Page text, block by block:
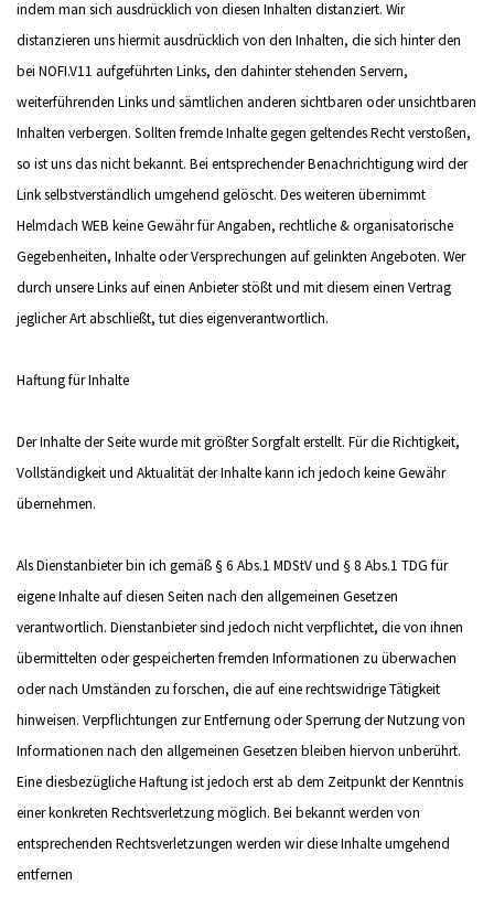
indem man sich ausdrücklich von diesen Inhalten distanziert. Wir
distanzieren uns hiermit ausdrücklich von den Inhalten, die sich hinter den
bei NOFI.V11 aufgeführten Links, den dahinter stehenden Servern,
weiterführenden Links und sämtlichen anderen sichtbaren oder unsichtbaren
Inhalten verbergen. Sollten fremde Inhalte gegen geltendes Recht verstoßen,
so ist uns das nicht bekannt. Bei entsprechender Benachrichtigung wird der
Link selbstverständlich umgehend gelöscht. Des weiteren übernimmt
Helmdach WEB keine Gewähr für Angaben, rechtliche & organisatorische
Gegebenheiten, Inhalte oder Versprechungen auf gelinkten Angeboten. Wer
durch unsere Links auf einen Anbieter stößt und mit diesem einen Vertrag
jeglicher Art abschließt, tut dies eigenverantwortlich.
Haftung für Inhalte
Der Inhalte der Seite wurde mit größter Sorgfalt erstellt. Für die Richtigkeit,
Vollständigkeit und Aktualität der Inhalte kann ich jedoch keine Gewähr
übernehmen.
Als Dienstanbieter bin ich gemäß § 6 Abs.1 MDStV und § 8 Abs.1 TDG für
eigene Inhalte auf diesen Seiten nach den allgemeinen Gesetzen
verantwortlich. Dienstanbieter sind jedoch nicht verpflichtet, die von ihnen
übermittelten oder gespeicherten fremden Informationen zu überwachen
oder nach Umständen zu forschen, die auf eine rechtswidrige Tätigkeit
hinweisen. Verpflichtungen zur Entfernung oder Sperrung der Nutzung von
Informationen nach den allgemeinen Gesetzen bleiben hiervon unberührt.
Eine diesbezügliche Haftung ist jedoch erst ab dem Zeitpunkt der Kenntnis
einer konkreten Rechtsverletzung möglich. Bei bekannt werden von
entsprechenden Rechtsverletzungen werden wir diese Inhalte umgehend
entfernen